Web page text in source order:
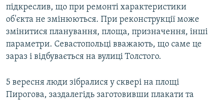
підкреслив, що при ремонті характеристики
об'єкта не змінюються. При реконструкції може
змінитися планування, площа, призначення, інші
параметри. Севастопольці вважають, що саме це
зараз і відбувається на вулиці Толстого.
5 вересня люди зібралися у сквері на площі
Пирогова, заздалегідь заготовивши плакати та